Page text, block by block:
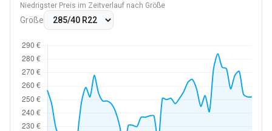
Niedrigster Preis im Zeitverlauf nach Größe
Größe